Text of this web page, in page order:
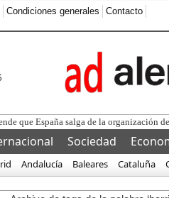
Condiciones generales Contacto
que España salga de la organización
Sociedad
Andalucía Baleares Cataluña